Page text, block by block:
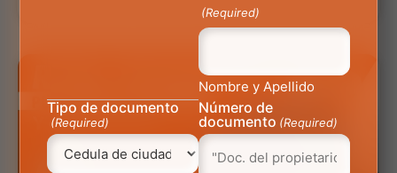
AUTOMÁS
(Required)
Nombre y Apellido
Tipo de documento
(Required)
Número de
documento (Required)